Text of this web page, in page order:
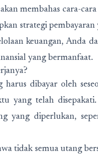
membahas cara-
strategi
keuangan, Anda
yang bermanfaat.
dibayar oleh
yang telah
yang diperlukan,
tidak semua utang